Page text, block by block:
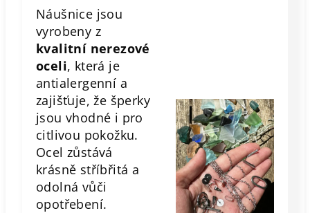
Náušnice jsou
vyrobeny z
kvalitní nerezové
oceli, která je
antialergenní a
zajišťuje, že šperky
jsou vhodné i pro
citlivou pokožku.
Ocel zůstává
krásně stříbřitá a
odolná vůči
opotřebení.